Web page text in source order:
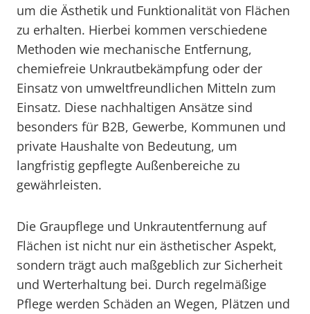
um die Ästhetik und Funktionalität von Flächen
zu erhalten. Hierbei kommen verschiedene
Methoden wie mechanische Entfernung,
chemiefreie Unkrautbekämpfung oder der
Einsatz von umweltfreundlichen Mitteln zum
Einsatz. Diese nachhaltigen Ansätze sind
besonders für B2B, Gewerbe, Kommunen und
private Haushalte von Bedeutung, um
langfristig gepflegte Außenbereiche zu
gewährleisten.
Die Graupflege und Unkrautentfernung auf
Flächen ist nicht nur ein ästhetischer Aspekt,
sondern trägt auch maßgeblich zur Sicherheit
und Werterhaltung bei. Durch regelmäßige
Pflege werden Schäden an Wegen, Plätzen und